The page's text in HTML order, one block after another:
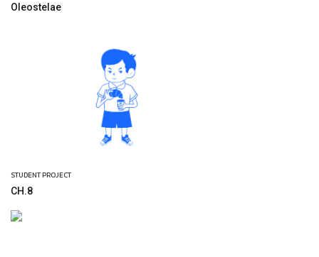
Oleostelae
STUDENT PROJECT
CH.8